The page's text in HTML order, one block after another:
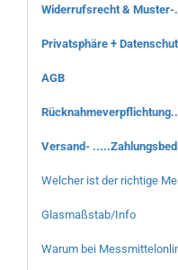
Widerrufsrecht &
Privatsphäre +
AGB
Versand-
Welcher ist der richtige
Glasmaßstab/Info
Warum bei